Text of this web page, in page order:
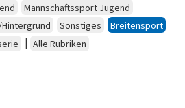
Mannschaftssport Jugend
Sonstiges
Breitensport
| Alle Rubriken